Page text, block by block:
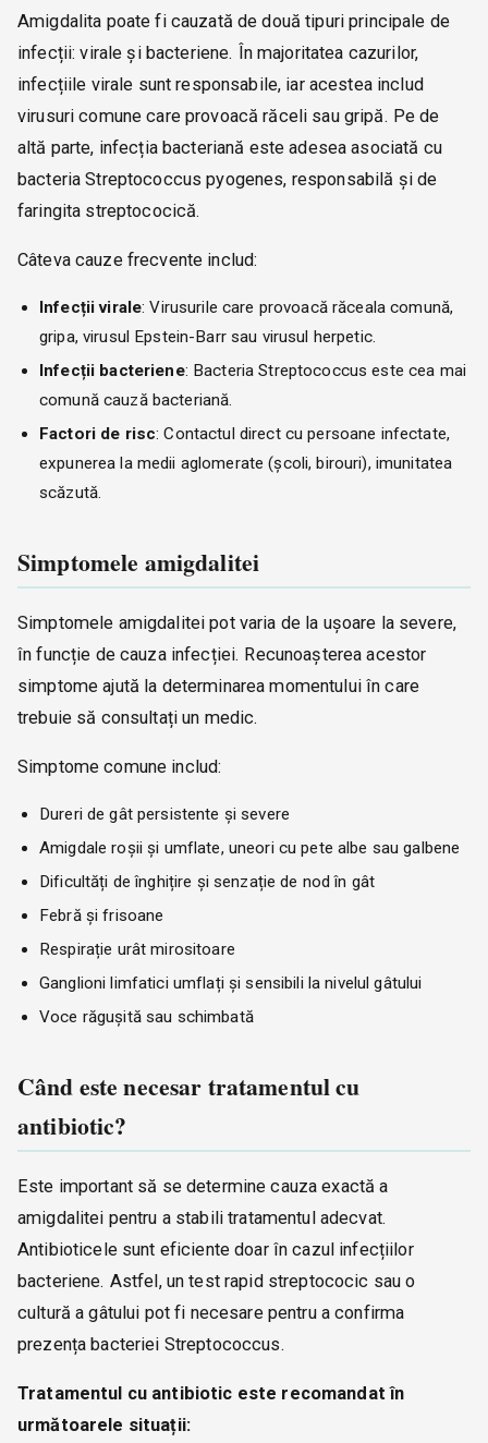
Amigdalita poate fi cauzată de două tipuri principale de
infecții: virale și bacteriene. În majoritatea cazurilor,
infecțiile virale sunt responsabile, iar acestea includ
virusuri comune care provoacă răceli sau gripă. Pe de
altă parte, infecția bacteriană este adesea asociată cu
bacteria Streptococcus pyogenes, responsabilă și de
faringita streptococică.
Câteva cauze frecvente includ:
Infecții virale: Virusurile care provoacă răceala comună,
gripa, virusul Epstein-Barr sau virusul herpetic.
Infecții bacteriene: Bacteria Streptococcus este cea mai
comună cauză bacteriană.
Factori de risc: Contactul direct cu persoane infectate,
expunerea la medii aglomerate (școli, birouri), imunitatea
scăzută.
Simptomele amigdalitei
Simptomele amigdalitei pot varia de la ușoare la severe,
în funcție de cauza infecției. Recunoașterea acestor
simptome ajută la determinarea momentului în care
trebuie să consultați un medic.
Simptome comune includ:
Dureri de gât persistente și severe
Amigdale roșii și umflate, uneori cu pete albe sau galbene
Dificultăți de înghițire și senzație de nod în gât
Febră și frisoane
Respirație urât mirositoare
Ganglioni limfatici umflați și sensibili la nivelul gâtului
Voce răgușită sau schimbată
Când este necesar tratamentul cu
antibiotic?
Este important să se determine cauza exactă a
amigdalitei pentru a stabili tratamentul adecvat.
Antibioticele sunt eficiente doar în cazul infecțiilor
bacteriene. Astfel, un test rapid streptococic sau o
cultură a gâtului pot fi necesare pentru a confirma
prezența bacteriei Streptococcus.
Tratamentul cu antibiotic este recomandat în
următoarele situații: